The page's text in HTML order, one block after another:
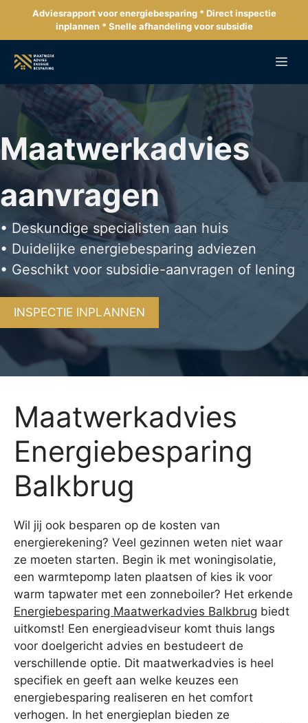
de
inhoud
Adviesrapport voor energiebesparing * Direct inspectie
inplannen * Snelle afhandeling voor subsidie
Maatwerkadvies
aanvragen
• Deskundige specialisten aan huis
• Duidelijke energiebesparing adviezen
• Geschikt voor subsidie-aanvragen of lening
INSPECTIE INPLANNEN
Maatwerkadvies
Energiebesparing
Balkbrug
Wil jij ook besparen op de kosten van
energierekening? Veel gezinnen weten niet waar
ze moeten starten. Begin ik met woningisolatie,
een warmtepomp laten plaatsen of kies ik voor
warm tapwater met een zonneboiler? Het erkende
Energiebesparing Maatwerkadvies Balkbrug biedt
uitkomst! Een energieadviseur komt thuis langs
voor doelgericht advies en bestudeert de
verschillende optie. Dit maatwerkadvies is heel
specifiek en geeft aan welke keuzes een
energiebesparing realiseren en het comfort
verhogen. In het energieplan bieden ze